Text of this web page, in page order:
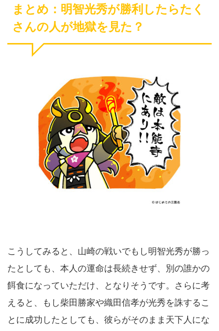
まとめ：明智光秀が勝利したらたく
さんの人が地獄を見た？
こうしてみると、山崎の戦いでもし明智光秀が勝っ
たとしても、本人の運命は長続きせず、別の誰かの
餌食になっていただけ、となりそうです。さらに考
えると、もし柴田勝家や織田信孝が光秀を誅するこ
とに成功したとしても、彼らがそのまま天下人にな